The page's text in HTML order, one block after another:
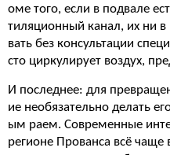
оме того, если в подвале
тиляционный канал, их ни
вать без консультации
сто циркулирует воздух,
И последнее: для
ие необязательно делать
ым раем. Современные
регионе Прованса всё чаще